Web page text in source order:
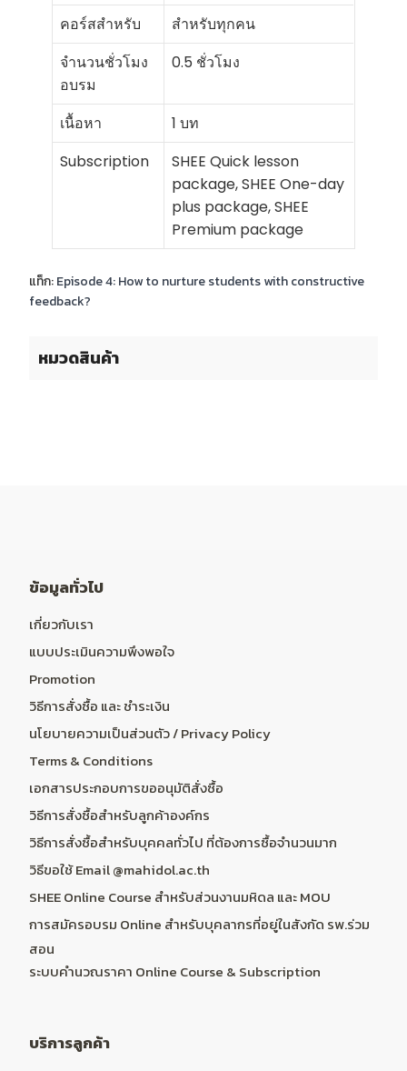
หมวดสินค้า
คอร์สสำหรับ
สำหรับทุกคน
จำนวนชั่วโมง
อบรม
0.5 ชั่วโมง
เนื้อหา
1 บท
Subscription
SHEE Quick lesson
package, SHEE One-day
plus package, SHEE
Premium package
แท็ก:Episode 4: How to nurture students with constructive
feedback?
ข้อมูลทั่วไป
เกี่ยวกับเรา
แบบประเมินความพึงพอใจ
Promotion
วิธีการสั่งซื้อ และ ชำระเงิน
นโยบายความเป็นส่วนตัว / Privacy Policy
Terms & Conditions
เอกสารประกอบการขออนุมัติสั่งซื้อ
วิธีการสั่งซื้อสำหรับลูกค้าองค์กร
วิธีการสั่งซื้อสำหรับบุคคลทั่วไป ที่ต้องการซื้อจำนวนมาก
วิธีขอใช้ Email @mahidol.ac.th
SHEE Online Course สำหรับส่วนงานมหิดล และ MOU
การสมัครอบรม Online สำหรับบุคลากรที่อยู่ในสังกัด รพ.ร่วม
สอน
ระบบคำนวณราคา Online Course & Subscription
บริการลูกค้า